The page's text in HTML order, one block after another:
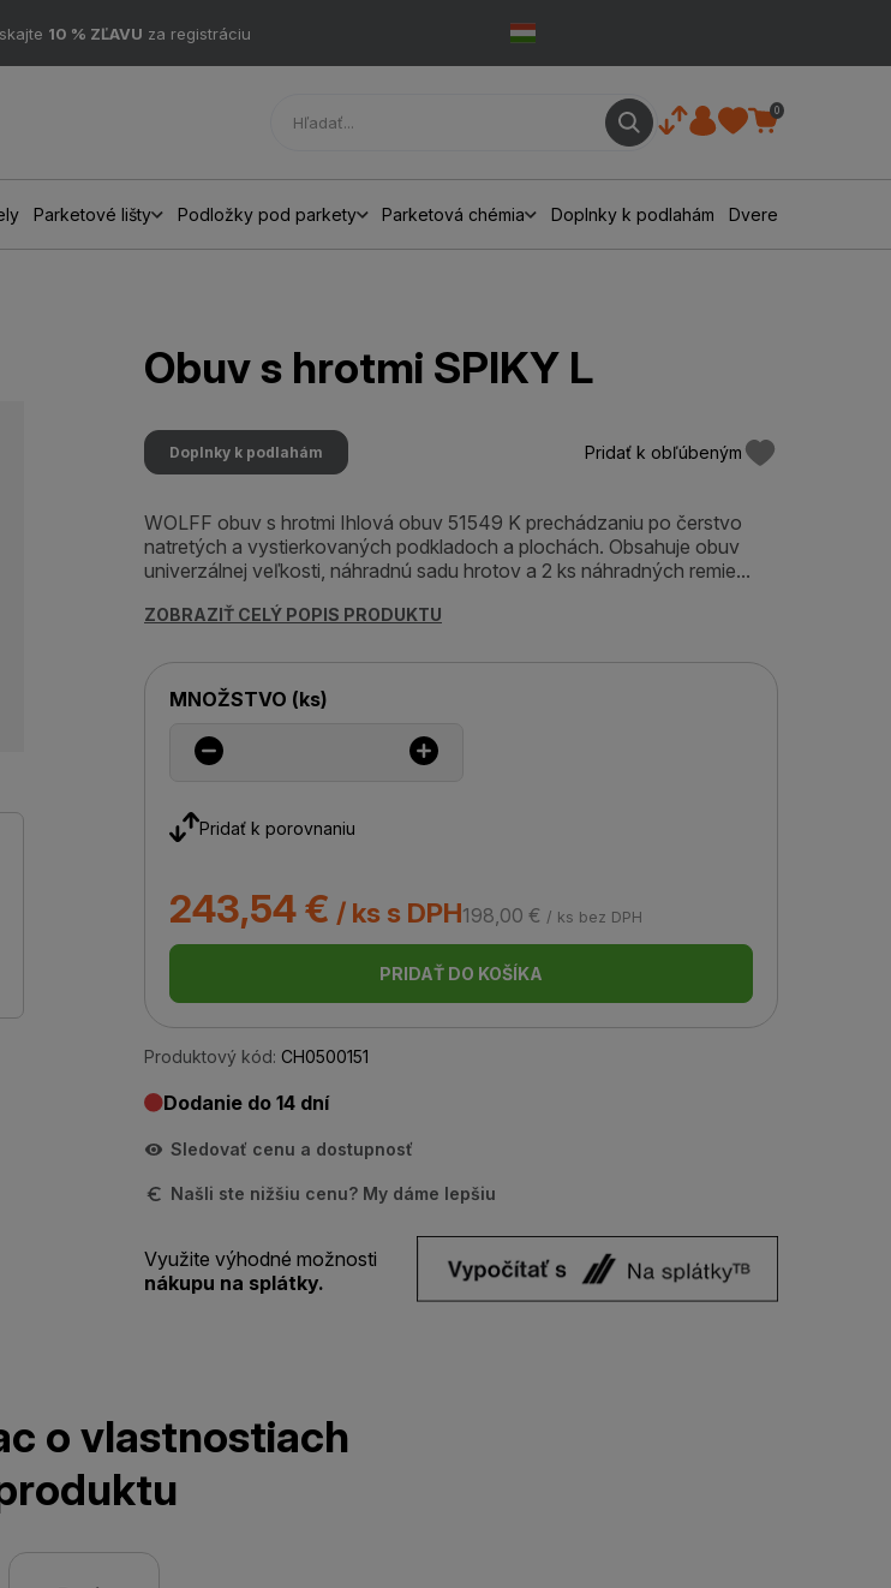
10 % ZĽAVU za registráciu
0
Parketové lišty Podložky pod parkety Parketová chémia Doplnky k podlahám Dvere
Obuv s hrotmi SPIKY L
Doplnky k podlahám Pridať k obľúbeným
WOLFF obuv s hrotmi Ihlová obuv 51549 K prechádzaniu po čerstvo
natretých a vystierkovaných podkladoch a plochách. Obsahuje obuv
univerzálnej veľkosti, náhradnú sadu hrotov a 2 ks náhradných remie...
ZOBRAZIŤ CELÝ POPIS PRODUKTU
MNOŽSTVO (ks)
Pridať k porovnaniu
243,54 € / ks s DPH198,00 € / ks bez DPH
PRIDAŤ DO KOŠÍKA
Produktový kód: CH0500151
Dodanie do 14 dní
Sledovať cenu a dostupnosť
Našli ste nižšiu cenu? My dáme lepšiu
Využite výhodné možnosti
nákupu na splátky.
o vlastnostiach